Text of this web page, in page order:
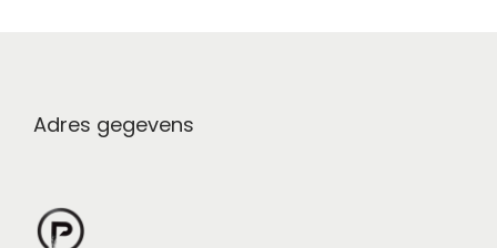
Adres gegevens